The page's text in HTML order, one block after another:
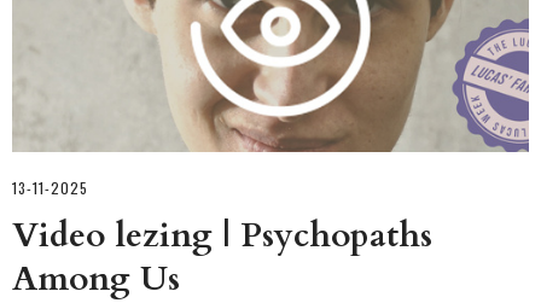
13-11-2025
Video lezing | Psychopaths
Among Us